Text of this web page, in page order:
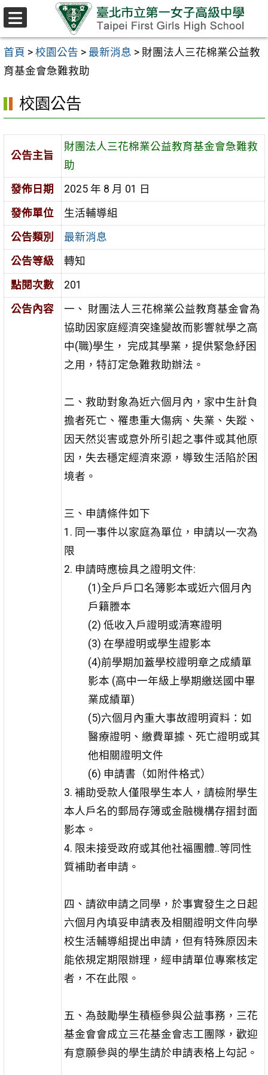
跳至主要內容區
首頁 > 校園公告 > 最新消息 > 財團法人三花棉業公益教
育基金會急難救助
校園公告
公告主旨
財團法人三花棉業公益教育基金會急難救
助
發佈日期
2025 年 8 月 01 日
發佈單位
生活輔導組
公告類別
最新消息
公告等級
轉知
點閱次數
201
公告內容
一、 財團法人三花棉業公益教育基金會為
協助因家庭經濟突逢變故而影響就學之高
中(職)學生， 完成其學業，提供緊急紓困
之用，特訂定急難救助辦法。
二、救助對象為近六個月內，家中生計負
擔者死亡、罹患重大傷病、失業、失蹤、
因天然災害或意外所引起之事件或其他原
因， 失去穩定經濟來源，導致生活陷於困
境者。
三、申請條件如下
1. 同一事件以家庭為單位，申請以一次為
限
2. 申請時應檢具之證明文件:
(1)全戶戶口名簿影本或近六個月內
戶籍謄本
(2) 低收入戶證明或清寒證明
(3) 在學證明或學生證影本
(4)前學期加蓋學校證明章之成績單
影本 (高中一年級上學期繳送國中畢
業成績單)
(5)六個月內重大事故證明資料：如
醫療證明、繳費單據、死亡證明或其
他相關證明文件
(6) 申請書（如附件格式）
3. 補助受款人僅限學生本人，請檢附學生
本人戶名的郵局存簿或金融機構存摺封面
影本。
4. 限未接受政府或其他社福團體..等同性
質補助者申請。
四、請欲申請之同學，於事實發生之日起
六個月內填妥申請表及相關證明文件向學
校生活輔導組提出申請，但有特殊原因未
能依規定期限辦理，經申請單位專案核定
者，不在此限。
五、為鼓勵學生積極參與公益事務，三花
基金會會成立三花基金會志工團隊，歡迎
有意願參與的學生請於申請表格上勾記。
選
單